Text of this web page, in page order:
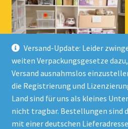
Versand-Update: Leider
weiten Verpackungsgesetze
Versand ausnahmslos
die Registrierung und
Land sind für uns als kleines
nicht tragbar. Bestellungen sind
mit einer deutschen